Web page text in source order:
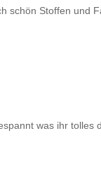
schön Stoffen und
was ihr tolles